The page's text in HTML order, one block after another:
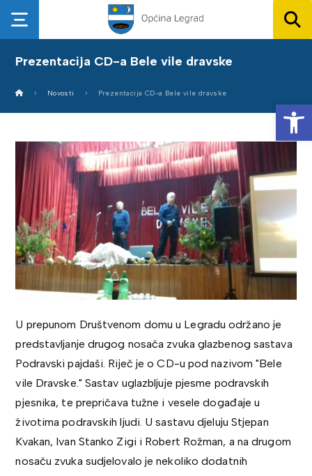
Prezentacija CD-a Bele vile dravske
Novosti Prezentacija CD-a Bele vile dravske
U prepunom Društvenom domu u Legradu održano je
predstavljanje drugog nosača zvuka glazbenog sastava
Podravski pajdaši. Riječ je o CD-u pod nazivom "Bele
vile Dravske." Sastav uglazbljuje pjesme podravskih
pjesnika, te prepričava tužne i vesele događaje u
životima podravskih ljudi. U sastavu djeluju Stjepan
Kvakan, Ivan Stanko Zigi i Robert Rožman, a na drugom
nosaču zvuka sudjelovalo je nekoliko dodatnih